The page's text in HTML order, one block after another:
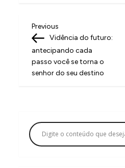
N
a
v
e
ç
ã
Previous
Post
Previous
Vidência do futuro:
antecipando cada
passo você se torna o
senhor do seu destino